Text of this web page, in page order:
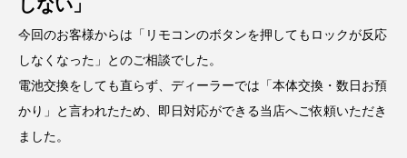
しない」
今回のお客様からは「リモコンのボタンを押してもロックが反応
しなくなった」とのご相談でした。
電池交換をしても直らず、ディーラーでは「本体交換・数日お預
かり」と言われたため、即日対応ができる当店へご依頼いただき
ました。